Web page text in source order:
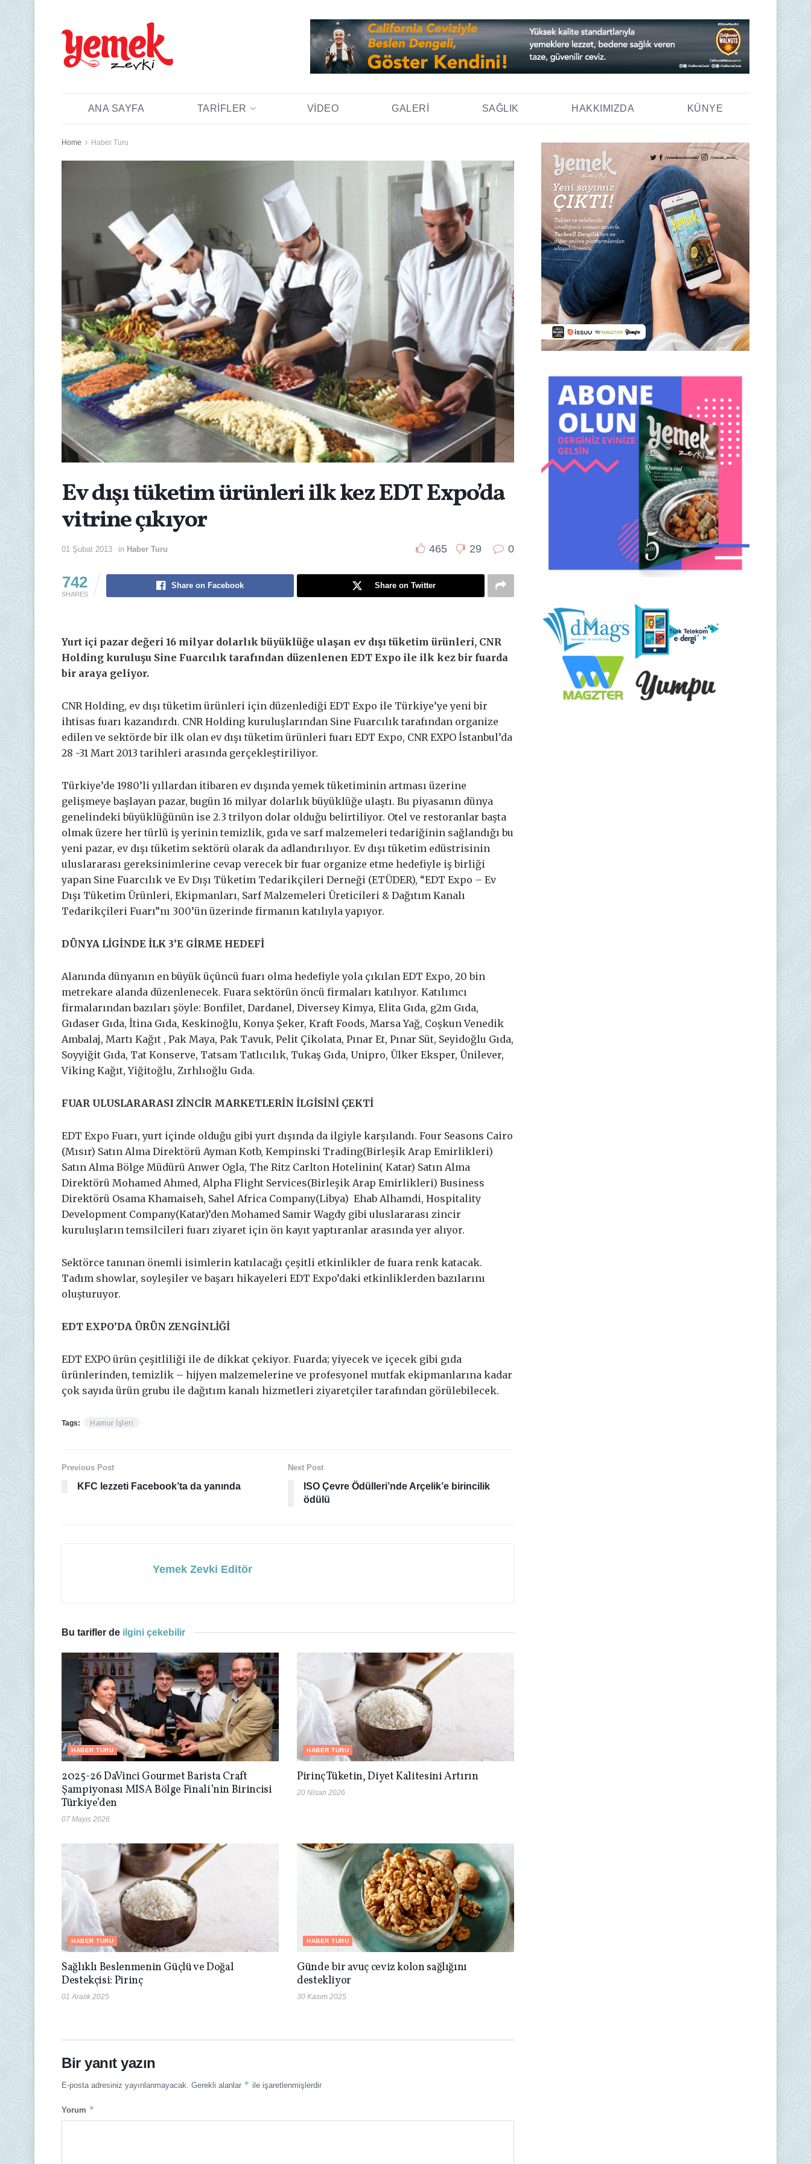
ANA SAYFA TARIFLER VIDEO GALERI SAĞLIK HAKKIMIZDA KÜNYE
Home Haber Turu
Ev dışı tüketim ürünleri ilk kez EDT Expo’da
vitrine çıkıyor
01 Şubat 2013 in Haber Turu 465 29 0
742
SHARES
Share on Facebook Share on Twitter
Yurt içi pazar değeri 16 milyar dolarlık büyüklüğe ulaşan ev dışı tüketim ürünleri, CNR
Holding kuruluşu Sine Fuarcılık tarafından düzenlenen EDT Expo ile ilk kez bir fuarda
bir araya geliyor.
CNR Holding, ev dışı tüketim ürünleri için düzenlediği EDT Expo ile Türkiye’ye yeni bir
ihtisas fuarı kazandırdı. CNR Holding kuruluşlarından Sine Fuarcılık tarafından organize
edilen ve sektörde bir ilk olan ev dışı tüketim ürünleri fuarı EDT Expo, CNR EXPO İstanbul’da
28 -31 Mart 2013 tarihleri arasında gerçekleştiriliyor.
Türkiye’de 1980’li yıllardan itibaren ev dışında yemek tüketiminin artması üzerine
gelişmeye başlayan pazar, bugün 16 milyar dolarlık büyüklüğe ulaştı. Bu piyasanın dünya
genelindeki büyüklüğünün ise 2.3 trilyon dolar olduğu belirtiliyor. Otel ve restoranlar başta
olmak üzere her türlü iş yerinin temizlik, gıda ve sarf malzemeleri tedariğinin sağlandığı bu
yeni pazar, ev dışı tüketim sektörü olarak da adlandırılıyor. Ev dışı tüketim edüstrisinin
uluslararası gereksinimlerine cevap verecek bir fuar organize etme hedefiyle iş birliği
yapan Sine Fuarcılık ve Ev Dışı Tüketim Tedarikçileri Derneği (ETÜDER), “EDT Expo – Ev
Dışı Tüketim Ürünleri, Ekipmanları, Sarf Malzemeleri Üreticileri & Dağıtım Kanalı
Tedarikçileri Fuarı”nı 300’ün üzerinde firmanın katılıyla yapıyor.
DÜNYA LİGİNDE İLK 3’E GİRME HEDEFİ
Alanında dünyanın en büyük üçüncü fuarı olma hedefiyle yola çıkılan EDT Expo, 20 bin
metrekare alanda düzenlenecek. Fuara sektörün öncü firmaları katılıyor. Katılımcı
firmalarından bazıları şöyle: Bonfilet, Dardanel, Diversey Kimya, Elita Gıda, g2m Gıda,
Gıdaser Gıda, İtina Gıda, Keskinoğlu, Konya Şeker, Kraft Foods, Marsa Yağ, Coşkun Venedik
Ambalaj, Martı Kağıt , Pak Maya, Pak Tavuk, Pelit Çikolata, Pınar Et, Pınar Süt, Seyidoğlu Gıda,
Soyyiğit Gıda, Tat Konserve, Tatsam Tatlıcılık, Tukaş Gıda, Unipro, Ülker Eksper, Ünilever,
Viking Kağıt, Yiğitoğlu, Zırhlıoğlu Gıda.
FUAR ULUSLARARASI ZİNCİR MARKETLERİN İLGİSİNİ ÇEKTİ
EDT Expo Fuarı, yurt içinde olduğu gibi yurt dışında da ilgiyle karşılandı. Four Seasons Cairo
(Mısır) Satın Alma Direktörü Ayman Kotb, Kempinski Trading(Birleşik Arap Emirlikleri)
Satın Alma Bölge Müdürü Anwer Ogla, The Ritz Carlton Hotelinin( Katar) Satın Alma
Direktörü Mohamed Ahmed, Alpha Flight Services(Birleşik Arap Emirlikleri) Business
Direktörü Osama Khamaiseh, Sahel Africa Company(Libya) Ehab Alhamdi, Hospitality
Development Company(Katar)’den Mohamed Samir Wagdy gibi uluslararası zincir
kuruluşların temsilcileri fuarı ziyaret için ön kayıt yaptıranlar arasında yer alıyor.
Sektörce tanınan önemli isimlerin katılacağı çeşitli etkinlikler de fuara renk katacak.
Tadım showlar, soyleşiler ve başarı hikayeleri EDT Expo’daki etkinliklerden bazılarını
oluşturuyor.
EDT EXPO’DA ÜRÜN ZENGİNLİĞİ
EDT EXPO ürün çeşitliliği ile de dikkat çekiyor. Fuarda; yiyecek ve içecek gibi gıda
ürünlerinden, temizlik – hijyen malzemelerine ve profesyonel mutfak ekipmanlarına kadar
çok sayıda ürün grubu ile dağıtım kanalı hizmetleri ziyaretçiler tarafından görülebilecek.
Tags: Hamur İşleri
Previous Post
KFC lezzeti Facebook’ta da yanında
Next Post
ISO Çevre Ödülleri’nde Arçelik’e birincilik
ödülü
Yemek Zevki Editör
Bu tarifler de ilgini çekebilir
HABER TURU
2025-26 DaVinci Gourmet Barista Craft
Şampiyonası MISA Bölge Finali’nin Birincisi
Türkiye’den
07 Mayıs 2026
HABER TURU
Pirinç Tüketin, Diyet Kalitesini Artırın
20 Nisan 2026
HABER TURU
Sağlıklı Beslenmenin Güçlü ve Doğal
Destekçisi: Pirinç
01 Aralık 2025
HABER TURU
Günde bir avuç ceviz kolon sağlığını
destekliyor
30 Kasım 2025
Bir yanıt yazın
E-posta adresiniz yayınlanmayacak. Gerekli alanlar * ile işaretlenmişlerdir
Yorum *